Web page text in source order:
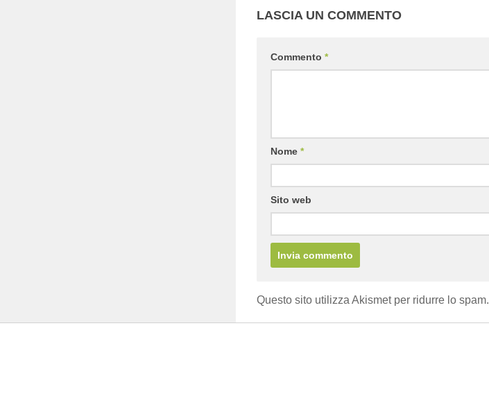
LASCIA UN COMMENTO
Commento *
Nome *
Sito web
Questo sito utilizza Akismet per ridurre lo spam.